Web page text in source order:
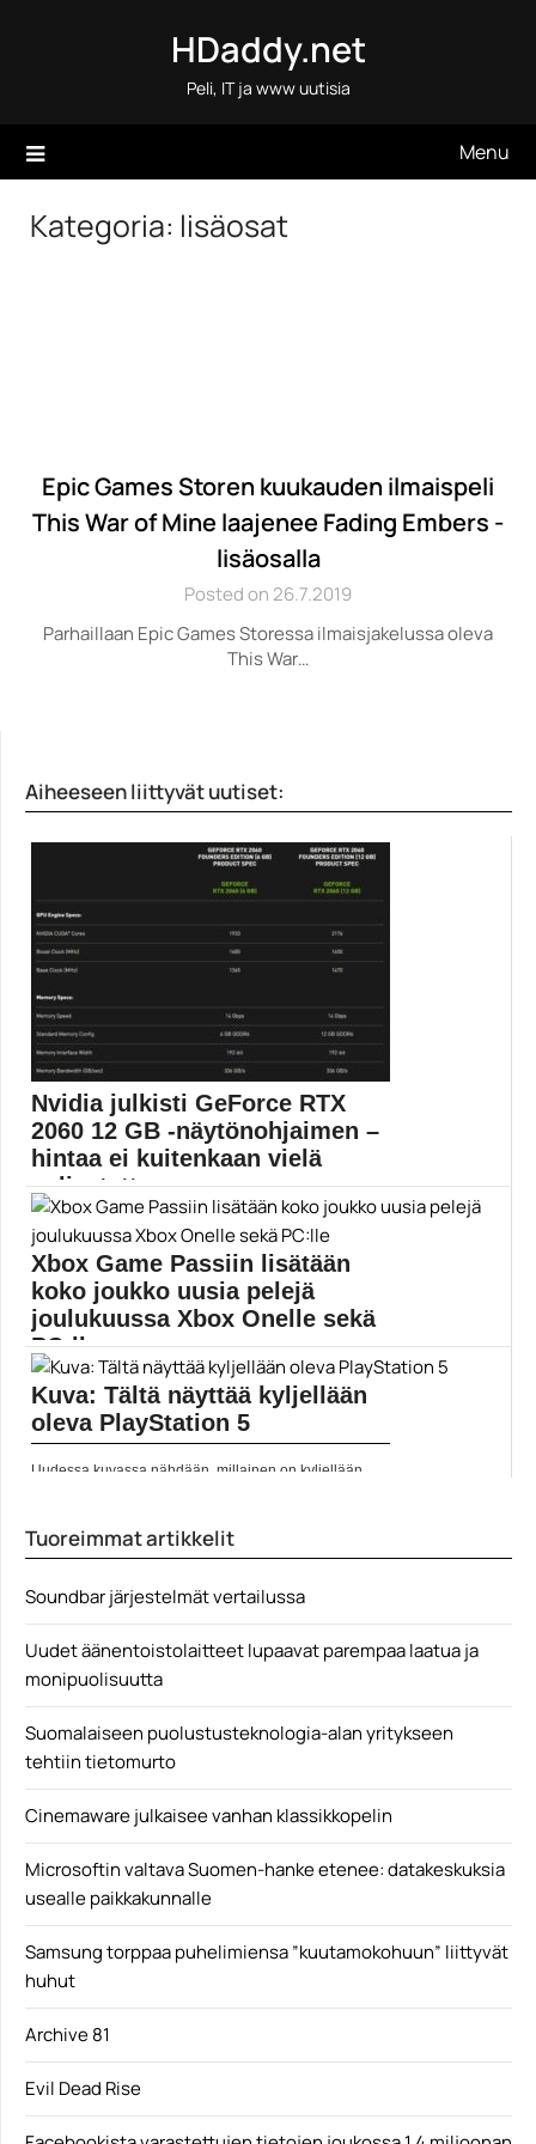
HDaddy.net
Peli, IT ja www uutisia
Menu
Kategoria: lisäosat
Epic Games Storen kuukauden ilmaispeli
This War of Mine laajenee Fading Embers -
lisäosalla
Posted on 26.7.2019
Parhaillaan Epic Games Storessa ilmaisjakelussa oleva
This War…
Aiheeseen liittyvät uutiset:
Nvidia julkisti GeForce RTX
2060 12 GB -näytönohjaimen –
hintaa ei kuitenkaan vielä
paljastettu
GeForce RTX 2060 12 GB -näytönohjaimen tiedot
julkaistiin...
Geforce RTX 2060 12GB
Xbox Game Passiin lisätään
koko joukko uusia pelejä
joulukuussa Xbox Onelle sekä
PC:lle
Microsoftin pelipalveluun luvassa paljon uutta
pelattavaa joulukuun aikana,...
Microsoft
Kuva: Tältä näyttää kyljellään
oleva PlayStation 5
Uudessa kuvassa nähdään, millainen on kyljellään
Tuoreimmat artikkelit
Soundbar järjestelmät vertailussa
Uudet äänentoistolaitteet lupaavat parempaa laatua ja
monipuolisuutta
Suomalaiseen puolustusteknologia-alan yritykseen
tehtiin tietomurto
Cinemaware julkaisee vanhan klassikkopelin
Microsoftin valtava Suomen-hanke etenee: datakeskuksia
usealle paikkakunnalle
Samsung torppaa puhelimiensa ”kuutamokohuun” liittyvät
huhut
Archive 81
Evil Dead Rise